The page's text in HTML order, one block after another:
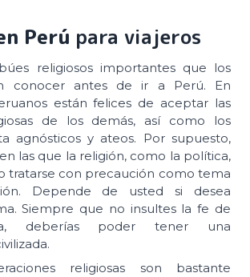
Perú para viajeros
religiosos importantes que los
conocer antes de ir a Perú. En
están felices de aceptar las
de los demás, así como los
agnósticos y ateos. Por supuesto,
las que la religión, como la política,
tratarse con precaución como tema
Depende de usted si desea
Siempre que no insultes la fe de
deberías poder tener una
religiosas son bastante